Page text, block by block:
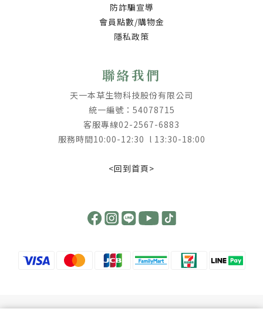
防詐騙宣導
會員點數/購物金
隱私政策
聯絡我們
天一本草生物科技股份有限公司
統一編號：54078715
客服專線02-2567-6883
服務時間10:00-12:30 l 13:30-18:00
<回到首頁>